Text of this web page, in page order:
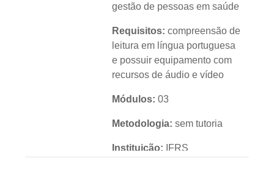
gestão de pessoas em saúde
Requisitos: compreensão de
leitura em língua portuguesa
e possuir equipamento com
recursos de áudio e vídeo
Módulos: 03
Metodologia: sem tutoria
Instituição: IFRS